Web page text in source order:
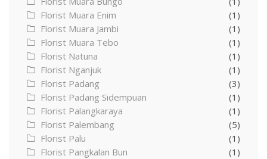
Florist Muara Enim
(1)
Florist Muara Jambi
(1)
Florist Muara Tebo
(1)
Florist Natuna
(1)
Florist Nganjuk
(1)
Florist Padang
(3)
Florist Padang Sidempuan
(1)
Florist Palangkaraya
(1)
Florist Palembang
(5)
Florist Palu
(1)
Florist Pangkalan Bun
(1)